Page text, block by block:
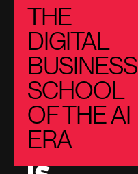
THE
DIGITAL
BUSINESS
SCHOOL
OF THE AI
ERA